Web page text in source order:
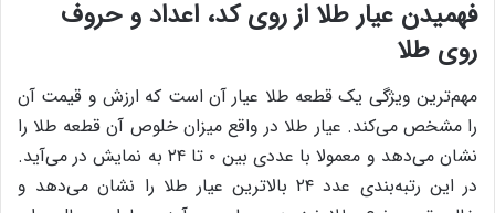
فهمیدن عیار طلا از روی کد، اعداد و حروف
روی طلا
مهم‌ترین ویژگی یک قطعه طلا عیار آن است که ارزش و قیمت آن
را مشخص می‌کند. عیار طلا در واقع میزان خلوص آن قطعه طلا را
نشان می‌دهد و معمولا با عددی بین ۰ تا ۲۴ به نمایش در می‌آید.
در این رتبه‌بندی عدد ۲۴ بالاترین عیار طلا را نشان می‌دهد و